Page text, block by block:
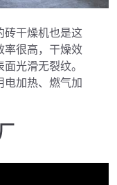
砖干燥机也是这
率很高，干燥效
光滑无裂纹。
加热、燃气加